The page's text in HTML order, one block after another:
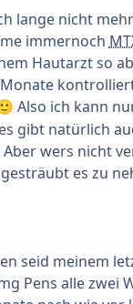
nicht mehr
immernoch
Hautarzt so
Also ich kann
gibt natürlich
wers nicht
es zu
seid meinem
Pens alle zwei